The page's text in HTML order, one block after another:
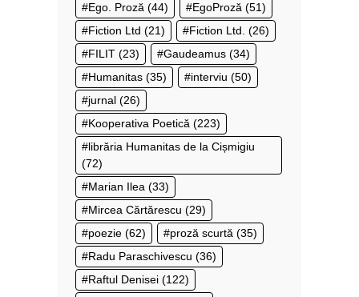
Ego. Proză (44) EgoProză (51)
Fiction Ltd (21) Fiction Ltd. (26)
FILIT (23) Gaudeamus (34)
Humanitas (35) interviu (50)
jurnal (26)
Kooperativa Poetică (223)
librăria Humanitas de la Cișmigiu
(72)
Marian Ilea (33)
Mircea Cărtărescu (29)
poezie (62) proză scurtă (35)
Radu Paraschivescu (36)
Raftul Denisei (122)